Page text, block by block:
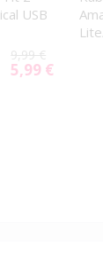
USB
9,99 €
Special
5,99 €